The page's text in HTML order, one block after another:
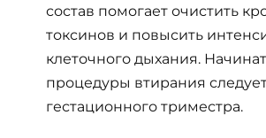
состав помогает очистить
токсинов и повысить
клеточного дыхания.
процедуры втирания
гестационного триместра.